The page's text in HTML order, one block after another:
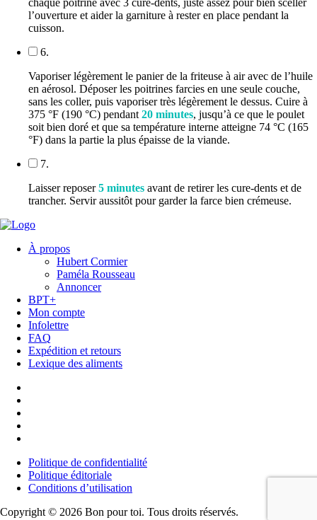
l’ouverture et aider la garniture à rester en place pendant la
cuisson.
6.
Vaporiser légèrement le panier de la friteuse à air avec de l’huile
en aérosol. Déposer les poitrines farcies en une seule couche,
sans les coller, puis vaporiser très légèrement le dessus. Cuire à
375 °F (190 °C) pendant 20 minutes, jusqu’à ce que le poulet
soit bien doré et que sa température interne atteigne 74 °C (165
°F) dans la partie la plus épaisse de la viande.
7.
Laisser reposer5 minutes avant de retirer les cure-dents et de
trancher. Servir aussitôt pour garder la farce bien crémeuse.
À propos
Hubert Cormier
Paméla Rousseau
Annoncer
BPT+
Mon compte
Infolettre
FAQ
Expédition et retours
Lexique des aliments
Politique de confidentialité
Politique éditoriale
Conditions d’utilisation
Copyright © 2026 Bon pour toi. Tous droits réservés.